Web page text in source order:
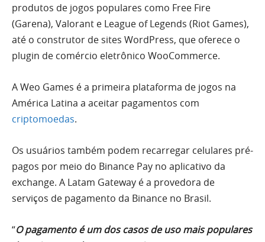
produtos de jogos populares como Free Fire
(Garena), Valorant e League of Legends (Riot Games),
até o construtor de sites WordPress, que oferece o
plugin de comércio eletrônico WooCommerce.
A Weo Games é a primeira plataforma de jogos na
América Latina a aceitar pagamentos com
criptomoedas.
Os usuários também podem recarregar celulares pré-
pagos por meio do Binance Pay no aplicativo da
exchange. A Latam Gateway é a provedora de
serviços de pagamento da Binance no Brasil.
“O pagamento é um dos casos de uso mais populares